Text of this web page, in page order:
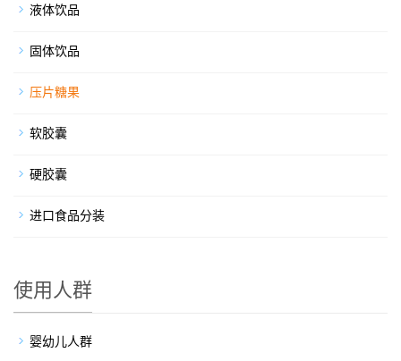
液体饮品
固体饮品
压片糖果
软胶囊
硬胶囊
进口食品分装
使用人群
婴幼儿人群